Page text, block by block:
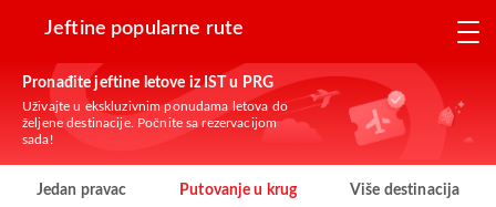
Jeftine popularne rute
Pronađite jeftine letove iz IST u PRG
Uživajte u ekskluzivnim ponudama letova do
željene destinacije. Počnite sa rezervacijom
sada!
Jedan pravac Putovanje u krug Više destinacija